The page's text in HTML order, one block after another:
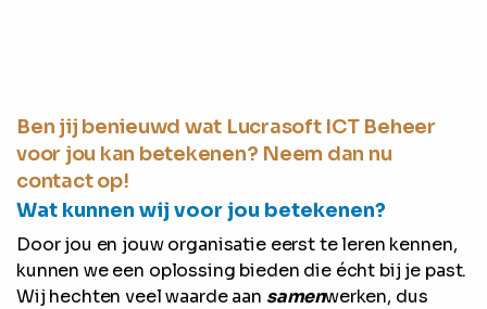
Ben jij benieuwd wat Lucrasoft ICT Beheer
voor jou kan betekenen? Neem dan nu
contact op!
Wat kunnen wij voor jou betekenen?
Door jou en jouw organisatie eerst te leren kennen,
kunnen we een oplossing bieden die écht bij je past.
Wij hechten veel waarde aan samenwerken, dus